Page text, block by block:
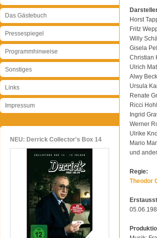
Das Gästebuch
Pressespiegel
Programmhinweise
Sonstiges
Links
Impressum
NEU: Derrick Collector's Box 14
Horst
Fritz
Willy
Gisela
Christian
Ulrich
Alwy
Ursula
Renate
Ricci
Ingrid
Werner
Ulrike
Mario
und
Regie:
Theodor